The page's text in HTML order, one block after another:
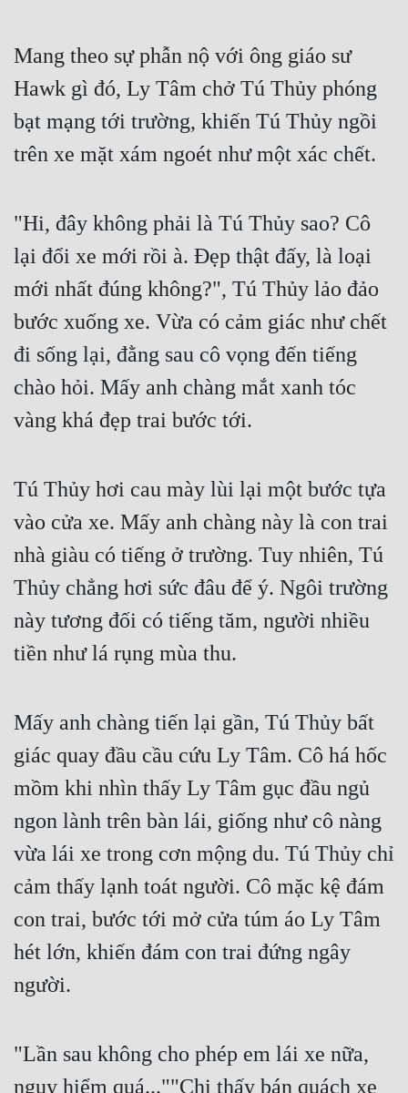
Tiên Hiệp
Tiểu Thuyết
Trinh Thám
Trùng Sinh
Trọng Sinh
Tu Chân
Tu Tiên
Võng Du
Xuyên Không
Xuyên Nhanh
Xuyên Sách
Xuyên Thư
Điền Văn
Đông Phương
Đông Phương Huyền Huyễn
Truyện Nam
Truyện Nữ
Xây Dựng Thế Lực
Mang theo sự phẫn nộ với ông giáo sư
Hawk gì đó, Ly Tâm chở Tú Thủy phóng
bạt mạng tới trường, khiến Tú Thủy ngồi
trên xe mặt xám ngoét như một xác chết.
"Hi, đây không phải là Tú Thủy sao? Cô
lại đổi xe mới rồi à. Đẹp thật đấy, là loại
mới nhất đúng không?", Tú Thủy lảo đảo
bước xuống xe. Vừa có cảm giác như chết
đi sống lại, đằng sau cô vọng đến tiếng
chào hỏi. Mấy anh chàng mắt xanh tóc
vàng khá đẹp trai bước tới.
Tú Thủy hơi cau mày lùi lại một bước tựa
vào cửa xe. Mấy anh chàng này là con trai
nhà giàu có tiếng ở trường. Tuy nhiên, Tú
Thủy chẳng hơi sức đâu để ý. Ngôi trường
này tương đối có tiếng tăm, người nhiều
tiền như lá rụng mùa thu.
Mấy anh chàng tiến lại gần, Tú Thủy bất
giác quay đầu cầu cứu Ly Tâm. Cô há hốc
mồm khi nhìn thấy Ly Tâm gục đầu ngủ
ngon lành trên bàn lái, giống như cô nàng
vừa lái xe trong cơn mộng du. Tú Thủy chỉ
cảm thấy lạnh toát người. Cô mặc kệ đám
con trai, bước tới mở cửa túm áo Ly Tâm
hét lớn, khiến đám con trai đứng ngây
người.
"Lần sau không cho phép em lái xe nữa,
nguy hiểm quá...""Chị thấy bán quách xe